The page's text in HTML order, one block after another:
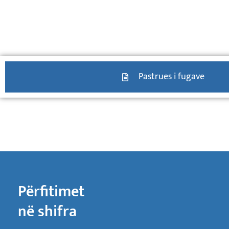
Pastrues i fugave
Përfitimet
në shifra